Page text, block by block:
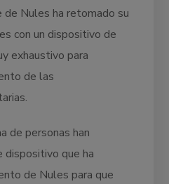
de Nules ha retomado su
con un dispositivo de
exhaustivo para
de las
de personas han
que ha
de Nules para que